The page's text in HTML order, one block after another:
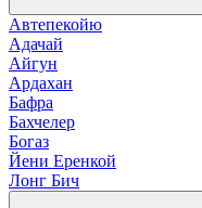
Автепекойю
Адачай
Айгун
Ардахан
Бафра
Бахчелер
Богаз
Йени Еренкой
Лонг Бич